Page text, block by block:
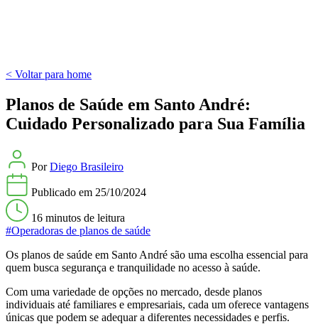
< Voltar para home
Planos de Saúde em Santo André:
Cuidado Personalizado para Sua Família
PorDiego Brasileiro
Publicado em 25/10/2024
16 minutos de leitura
#Operadoras de planos de saúde
Os planos de saúde em Santo André são uma escolha essencial para
quem busca segurança e tranquilidade no acesso à saúde.
Com uma variedade de opções no mercado, desde planos
individuais até familiares e empresariais, cada um oferece vantagens
únicas que podem se adequar a diferentes necessidades e perfis.